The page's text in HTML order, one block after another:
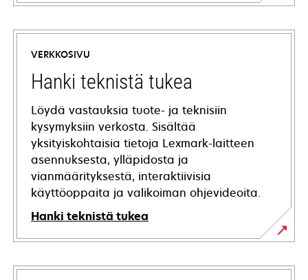
VERKKOSIVU
Hanki teknistä tukea
Löydä vastauksia tuote- ja teknisiin
kysymyksiin verkosta. Sisältää
yksityiskohtaisia tietoja Lexmark-laitteen
asennuksesta, ylläpidosta ja
vianmäärityksestä, interaktiivisia
käyttöoppaita ja valikoiman ohjevideoita.
Hanki teknistä tukea
opens
in